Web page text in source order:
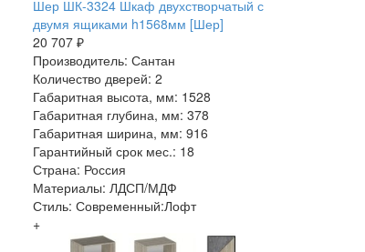
Шер ШК-3324 Шкаф двухстворчатый с
двумя ящиками h1568мм [Шер]
20 707 ₽
Производитель: Сантан
Количество дверей: 2
Габаритная высота, мм: 1528
Габаритная глубина, мм: 378
Габаритная ширина, мм: 916
Гарантийный срок мес.: 18
Страна: Россия
Материалы: ЛДСП/МДФ
Стиль: Современный:Лофт
+